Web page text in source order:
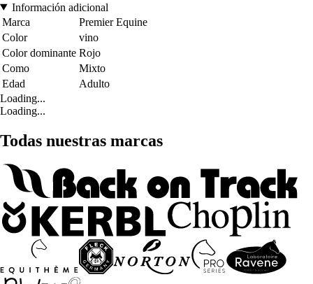
Información adicional
Marca
Premier Equine
Color
vino
Color dominante Rojo
Como
Mixto
Edad
Adulto
Loading...
Loading...
Todas nuestras marcas